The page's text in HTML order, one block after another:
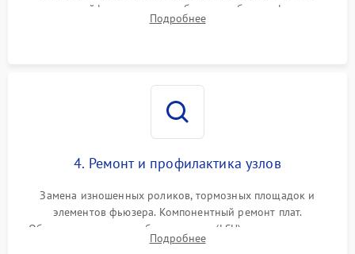
плоских шлейфов сканера и работоспособности флажков и
оптопар (датчиков прохождения бумаги).
Подробнее
4. Ремонт и профилактика узлов
Замена изношенных роликов, тормозных площадок и
элементов фьюзера. Компонентный ремонт плат.
Обязательная очистка блока лазера (LSU), зеркал и тракта
печати от просыпанного тонера и бумажной пыли.
Подробнее